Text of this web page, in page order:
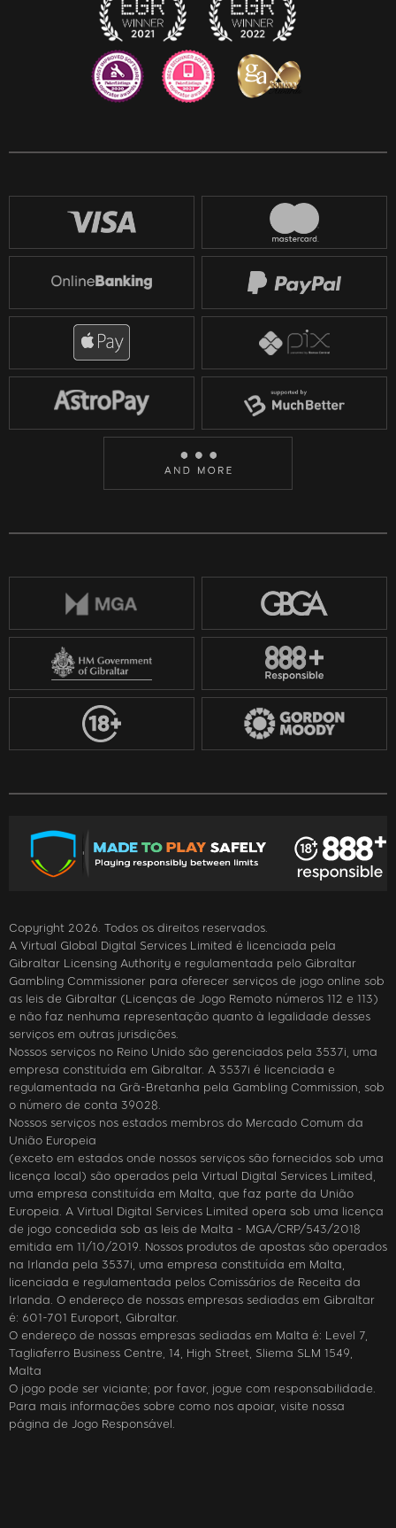
Copyright 2026. Todos os direitos reservados.
A Virtual Global Digital Services Limited é licenciada pela
Gibraltar Licensing Authority e regulamentada pelo Gibraltar
Gambling Commissioner para oferecer serviços de jogo online sob
as leis de Gibraltar (Licenças de Jogo Remoto números 112 e 113)
e não faz nenhuma representação quanto à legalidade desses
serviços em outras jurisdições.
Nossos serviços no Reino Unido são gerenciados pela 3537i, uma
empresa constituída em Gibraltar. A 3537i é licenciada e
regulamentada na Grã-Bretanha pela Gambling Commission, sob
o número de conta 39028.
Nossos serviços nos estados membros do Mercado Comum da
União Europeia
(exceto em estados onde nossos serviços são fornecidos sob uma
licença local) são operados pela Virtual Digital Services Limited,
uma empresa constituída em Malta, que faz parte da União
Europeia. A Virtual Digital Services Limited opera sob uma licença
de jogo concedida sob as leis de Malta - MGA/CRP/543/2018
emitida em 11/10/2019. Nossos produtos de apostas são operados
na Irlanda pela 3537i, uma empresa constituída em Malta,
licenciada e regulamentada pelos Comissários de Receita da
Irlanda. O endereço de nossas empresas sediadas em Gibraltar
é: 601-701 Europort, Gibraltar.
O endereço de nossas empresas sediadas em Malta é: Level 7,
Tagliaferro Business Centre, 14, High Street, Sliema SLM 1549,
Malta
O jogo pode ser viciante; por favor, jogue com responsabilidade.
Para mais informações sobre como nos apoiar, visite nossa
página de Jogo Responsável.